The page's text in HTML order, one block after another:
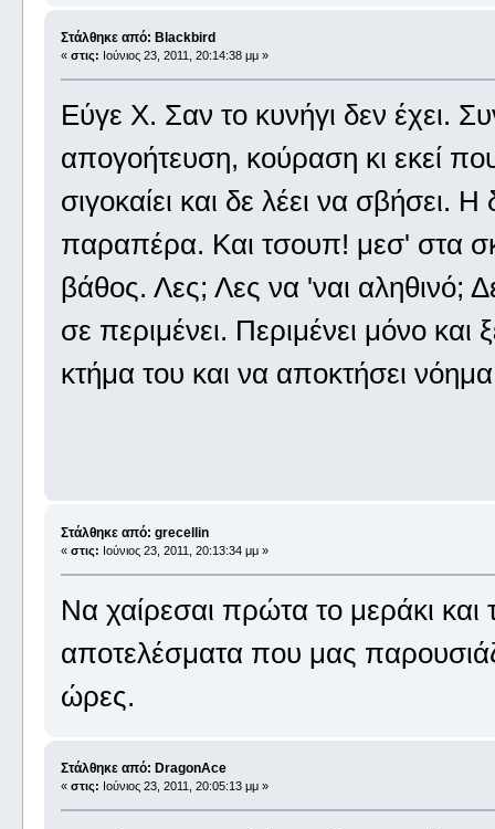
Στάλθηκε από: Blackbird
« στις: Ιούνιος 23, 2011, 20:14:38 μμ »
Εύγε Χ. Σαν το κυνήγι δεν έχει.
απογοήτευση, κούραση κι εκεί
σιγοκαίει και δε λέει να σβήσει.
παραπέρα. Και τσουπ! μεσ' στα
βάθος. Λες; Λες να 'ναι αληθινό;
σε περιμένει. Περιμένει μόνο
κτήμα του και να αποκτήσει
Στάλθηκε από: grecellin
« στις: Ιούνιος 23, 2011, 20:13:34 μμ »
Να χαίρεσαι πρώτα το μεράκι
αποτελέσματα που μας
ώρες.
Στάλθηκε από: DragonAce
« στις: Ιούνιος 23, 2011, 20:05:13 μμ »